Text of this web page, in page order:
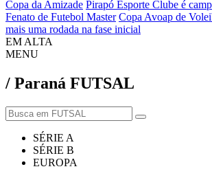
Copa da Amizade Pirapó Esporte Clube é
Fenato de Futebol Master Copa Avoap de
mais uma rodada na fase inicial
EM ALTA
MENU
/ Paraná FUTSAL
SÉRIE A
SÉRIE B
EUROPA